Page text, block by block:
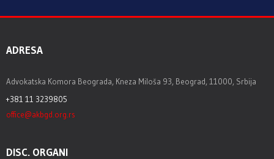
ADRESA
Advokatska Komora Beograda, Kneza Miloša 93, Beograd, 11000, Srbija
+381 11 3239805
office@akbgd.org.rs
DISC. ORGANI